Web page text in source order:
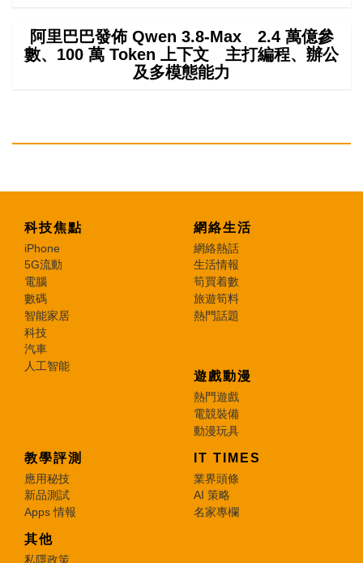
阿里巴巴發佈 Qwen 3.8-Max 2.4 萬億參
數、100 萬 Token 上下文 主打編程、辦公
及多模態能力
科技焦點
iPhone
5G流動
電腦
數碼
智能家居
科技
汽車
人工智能
網絡生活
網絡熱話
生活情報
筍買着數
旅遊筍料
熱門話題
遊戲動漫
熱門遊戲
電競裝備
動漫玩具
教學評測
應用秘技
新品測試
Apps 情報
IT TIMES
業界頭條
AI 策略
名家專欄
其他
私隱政策